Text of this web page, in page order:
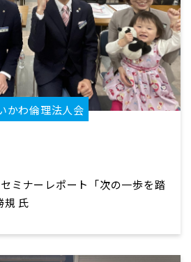
かわ倫理法人会
ミナーレポート「次の一歩を踏
規 氏